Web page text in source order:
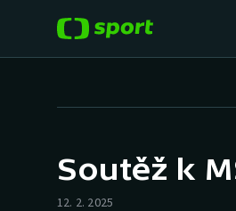
Hokej
Soutěž k
12. 2. 2025